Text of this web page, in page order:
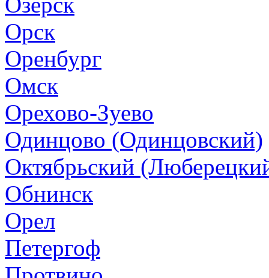
Орск
Оренбург
Омск
Орехово-Зуево
Одинцово (Одинцовский)
Октябрьский
Обнинск
Орел
Петергоф